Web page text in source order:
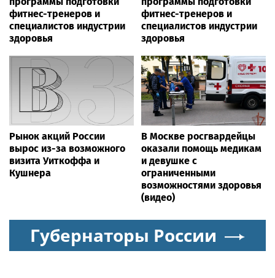
фитнес-тренеров и
специалистов индустрии
здоровья
фитнес-тренеров и
специалистов индустрии
здоровья
Рынок акций России
вырос из-за возможного
визита Уиткоффа и
Кушнера
В Москве росгвардейцы
оказали помощь медикам
и девушке с
ограниченными
возможностями здоровья
(видео)
Губернаторы России